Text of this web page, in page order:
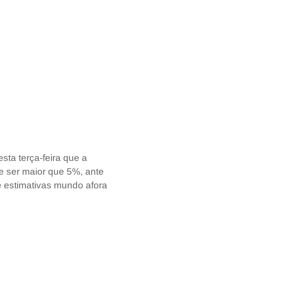
terça-feira que a
ser maior que 5%, ante
mundo afora